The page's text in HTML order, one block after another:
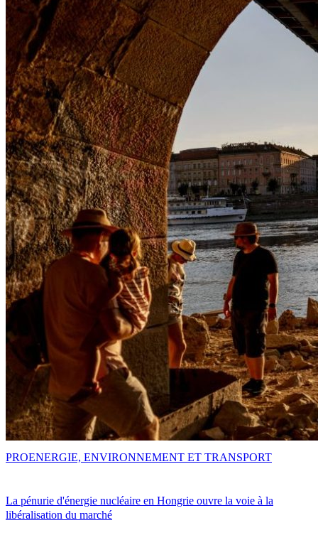
La pénurie d'énergie nucléaire en Hongrie ouvre la voie à la
libéralisation du marché
PROENERGIE, ENVIRONNEMENT ET TRANSPORT